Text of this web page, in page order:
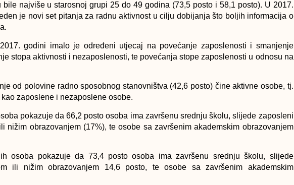
najviše u starosnoj grupi 25 do 49 godina (73,5 posto i 58,1 posto). U 2017.
je novi set pitanja za radnu aktivnost u cilju dobijanja što boljih informacija o
godini imalo je određeni utjecaj na povećanje zaposlenosti i smanjenje
stopa aktivnosti i nezaposlenosti, te povećanja stope zaposlenosti u odnosu na
od polovine radno sposobnog stanovništva (42,6 posto) čine aktivne osobe, tj.
zaposlene i nezaposlene osobe.
pokazuje da 66,2 posto osoba ima završenu srednju školu, slijede zaposleni
nižim obrazovanjem (17%), te osobe sa završenim akademskim obrazovanjem
osoba pokazuje da 73,4 posto osoba ima završenu srednju školu, slijede
ili nižim obrazovanjem 14,6 posto, te osobe sa završenim akademskim